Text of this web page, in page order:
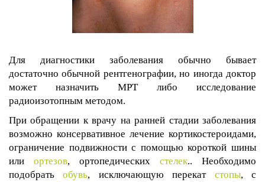
Для диагностики заболевания обычно бывает
достаточно обычной рентгенографии, но иногда доктор
может назначить МРТ либо исследование
радиоизотопным методом.
При обращении к врачу на ранней стадии заболевания
возможно консервативное лечение кортикостероидами,
ограничение подвижности с помощью короткой шины
или ортезов, ортопедических стелек.. Необходимо
подобрать обувь, исключающую перекатстопы, с